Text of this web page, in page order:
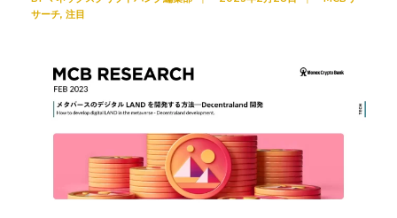
サーチ, 注目